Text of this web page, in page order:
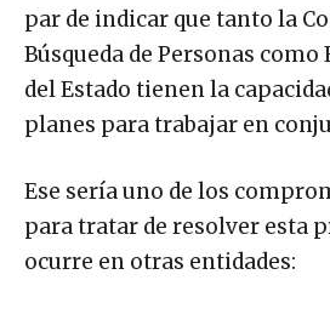
par de indicar que tanto la
Búsqueda de Personas
del Estado tienen la
planes para trabajar en
Ese sería uno de los
para tratar de resolver esta
ocurre en otras entidades: